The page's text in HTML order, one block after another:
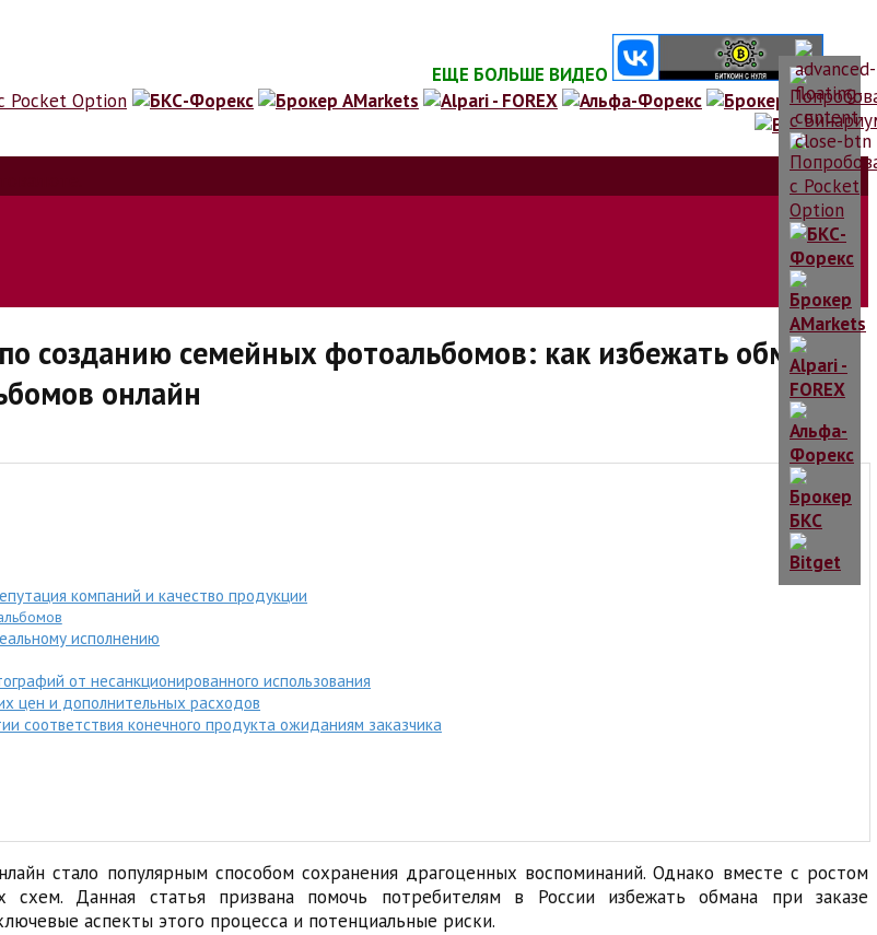
ЕЩЕ БОЛЬШЕ ВИДЕО
созданию семейных фотоальбомов: как избежать обмана
онлайн
компаний и качество продукции
исполнению
от несанкционированного использования
цен и дополнительных расходов
соответствия конечного продукта ожиданиям заказчика
стало популярным способом сохранения драгоценных воспоминаний. Однако вместе с ростом
схем. Данная статья призвана помочь потребителям в России избежать обмана при заказе
аспекты этого процесса и потенциальные риски.